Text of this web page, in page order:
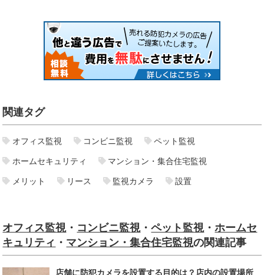
関連タグ
オフィス監視 コンビニ監視 ペット監視
ホームセキュリティ マンション・集合住宅監視
メリット リース 監視カメラ 設置
オフィス監視・ コンビニ監視・ペット監視・ホームセ
キュリティ ・ マンション・集合住宅監視の関連記事
店舗に防犯カメラを設置する目的は？店内の設置場所